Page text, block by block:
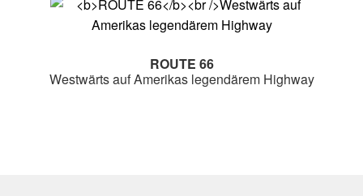
Autoren
ROUTE 66
Westwärts auf Amerikas legendärem Highway